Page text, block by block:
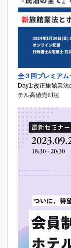
全３回プレミアム
Day1:改正旅館業
テル高値売却法